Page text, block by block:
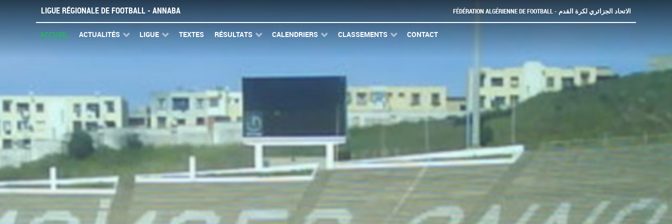
LIGUE RÉGIONALE DE FOOTBALL - ANNABA FÉDÉRATION ALGÉRIENNE DE FOOTBALL - الاتحاد الجزائري لكرة القدم
ACCUEIL ACTUALITÉS LIGUE TEXTES RÉSULTATS CALENDRIERS CLASSEMENTS CONTACT